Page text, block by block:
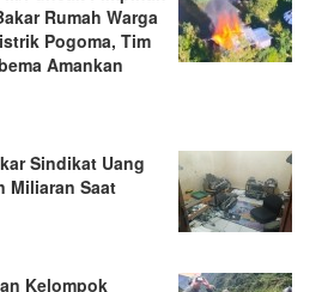
Rumah Warga
Pogoma, Tim
Amankan
Sindikat Uang
Miliaran Saat
Kelompok